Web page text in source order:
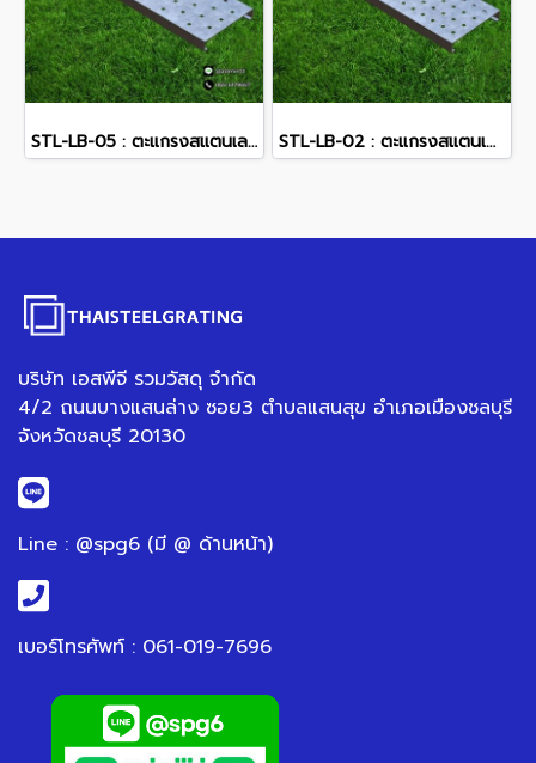
STL-LB-05 : ตะแกรงสแตนเลส STL-LB-02 : ตะแกรงสแตนเลส
บริษัท เอสพีจี รวมวัสดุ จำกัด
4/2 ถนนบางแสนล่าง ซอย3 ตำบลแสนสุข อำเภอเมืองชลบุรี
จังหวัดชลบุรี 20130
Line : @spg6 (มี @ ด้านหน้า)
เบอร์โทรศัพท์ : 061-019-7696